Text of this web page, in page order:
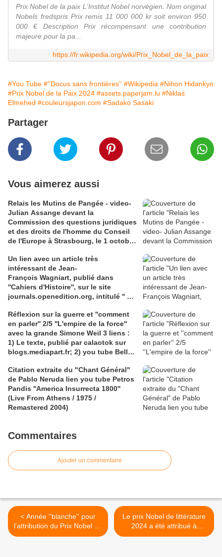
Prix Nobel de la paix L'Institut Nobel norvégien. Nom original
Nobels fredspris Prix remis 11 000 000 kr soit environ 950
000 € Description Prix récompensant une contribution
majeure pour la pa...
https://fr.wikipedia.org/wiki/Prix_Nobel_de_la_paix
#You Tube #''Docus sans frontières'' #Wikipedia #Nihon Hidankyo
#Prix Nobel de la Paix 2024 #assets.paperjam.lu #Niklas
Elmehed #couleursjapon.com #Sadako Sasaki
Partager
Vous aimerez aussi
Relais les Mutins de Pangée - video-
Julian Assange devant la
Commission des questions juridiques
et des droits de l'homme du Conseil
de l'Europe à Strasbourg, le 1 octobre
d'information - ''J'ai plaidé coupable
...(d'avoir exercé [s]on métier) pour
pouvoir être libéré '' . Lien you Tube,
lesmutins.org
Un lien avec un article très
intéressant de Jean-
François Wagniart, publié dans
''Cahiers d'Histoire'', sur le site
journals.openedition.org, intitulé '' Le
pauvreté errante à la fin du XIXe
siècle''; un extrait ''Anarchisme et
littérature : l’expérience du trimard''
Lien 2 you tube Laurent Lévy pour
Greame Allwright , le trimardeur
Réflexion sur la guerre et ''comment
en parler'' 2/5 ''L'empire de la force''
avec la grande Simone Weil 3 liens :
1) Le texte, publié par calaotok sur
blogs.mediapart.fr; 2) you tube Belle
de ''L'Iliade ou le poème de la force''
de Simone Weil; 3) Wikipedia.org :
article ''Simone Weil ''
Citation extraite du "Chant Général"
de Pablo Neruda lien you tube Petros
Pandis ''America Insurrecta 1800''
(Live From Athens / 1975 /
Remastered 2004)
Commentaires
Ajouter un commentaire
< Année ''blanche'' pour
l'attribution du Prix Nobel de
la Paix 2024 ? Quelques
Le prix Nobel de littérature
2024 a été attribué à
l'écrivaine sud-coréenne